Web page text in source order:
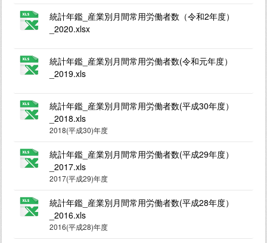
統計年鑑_産業別月間常用労働者数（令和2年度）
_2020.xlsx
統計年鑑_産業別月間常用労働者数(令和元年度）
_2019.xls
統計年鑑_産業別月間常用労働者数(平成30年度）
_2018.xls
2018(平成30)年度
統計年鑑_産業別月間常用労働者数(平成29年度）
_2017.xls
2017(平成29)年度
統計年鑑_産業別月間常用労働者数(平成28年度）
_2016.xls
2016(平成28)年度